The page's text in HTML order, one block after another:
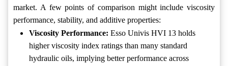
market. A few points of comparison might include viscosity
performance, stability, and additive properties:
Viscosity Performance: Esso Univis HVI 13 holds
higher viscosity index ratings than many standard
hydraulic oils, implying better performance across